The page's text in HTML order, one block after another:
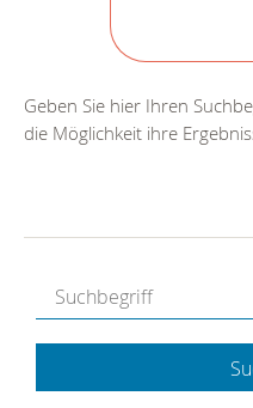
Geben Sie hier Ihren
die Möglichkeit ihre